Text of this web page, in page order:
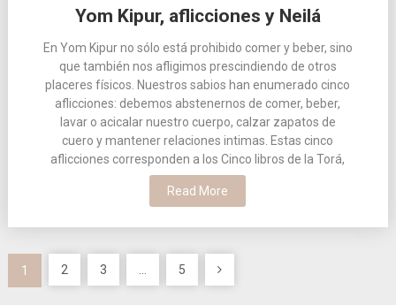
Yom Kipur, aflicciones y Neilá
En Yom Kipur no sólo está prohibido comer y beber, sino
que también nos afligimos prescindiendo de otros
placeres físicos. Nuestros sabios han enumerado cinco
aflicciones: debemos abstenernos de comer, beber,
lavar o acicalar nuestro cuerpo, calzar zapatos de
cuero y mantener relaciones intimas. Estas cinco
aflicciones corresponden a los Cinco libros de la Torá,
Read More
Paginación
1 2 3 5